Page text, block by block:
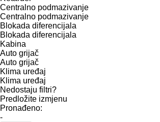
Centralno podmazivanje
Centralno podmazivanje
Blokada diferencijala
Blokada diferencijala
Kabina
Auto grijač
Auto grijač
Klima uređaj
Klima uređaj
Nedostaju filtri?
Predložite izmjenu
Pronađeno:
-